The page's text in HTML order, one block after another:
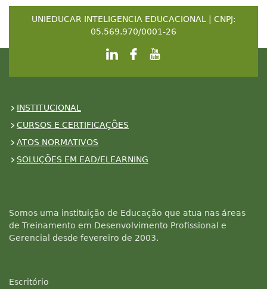
UNIEDUCAR INTELIGENCIA EDUCACIONAL | CNPJ:
05.569.970/0001-26
INSTITUCIONAL
CURSOS E CERTIFICAÇÕES
ATOS NORMATIVOS
SOLUÇÕES EM EAD/ELEARNING
Somos uma instituição de Educação que atua nas áreas
de Treinamento em Desenvolvimento Profissional e
Gerencial desde fevereiro de 2003.
Escritório